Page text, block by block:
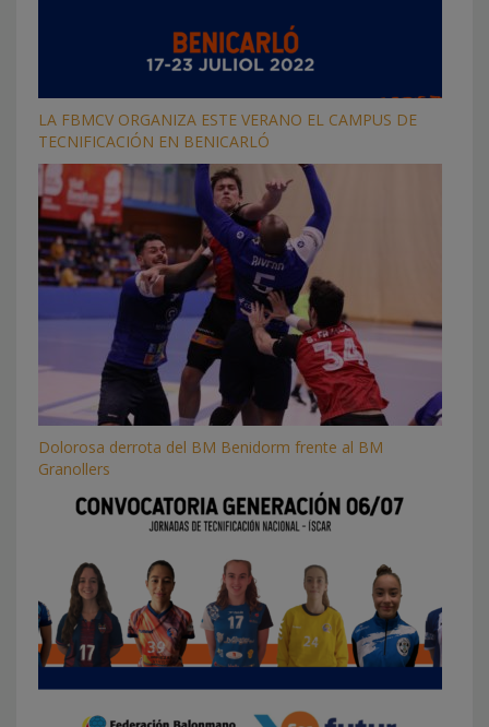
LA FBMCV ORGANIZA ESTE VERANO EL CAMPUS DE
TECNIFICACIÓN EN BENICARLÓ
Dolorosa derrota del BM Benidorm frente al BM
Granollers